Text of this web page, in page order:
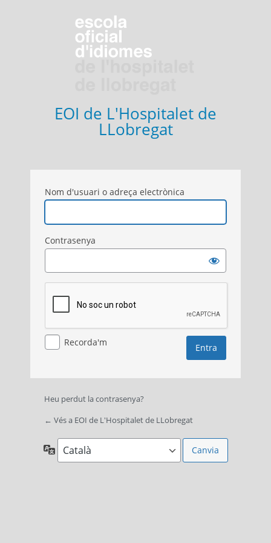
EOI de L'Hospitalet de
LLobregat
Nom d'usuari o adreça electrònica
Contrasenya
Recorda'm
Heu perdut la contrasenya?
← Vés a EOI de L'Hospitalet de LLobregat
Idioma